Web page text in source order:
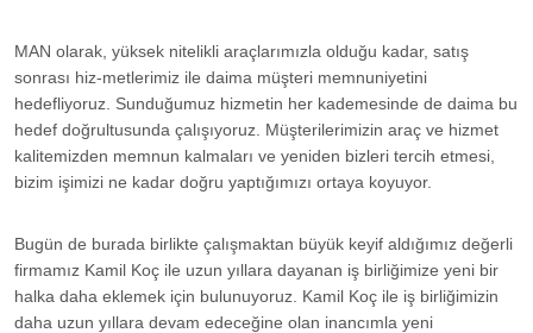
MAN olarak, yüksek nitelikli araçlarımızla olduğu kadar, satış
sonrası hiz-metlerimiz ile daima müşteri memnuniyetini
hedefliyoruz. Sunduğumuz hizmetin her kademesinde de daima bu
hedef doğrultusunda çalışıyoruz. Müşterilerimizin araç ve hizmet
kalitemizden memnun kalmaları ve yeniden bizleri tercih etmesi,
bizim işimizi ne kadar doğru yaptığımızı ortaya koyuyor.
Bugün de burada birlikte çalışmaktan büyük keyif aldığımız değerli
firmamız Kamil Koç ile uzun yıllara dayanan iş birliğimize yeni bir
halka daha eklemek için bulunuyoruz. Kamil Koç ile iş birliğimizin
daha uzun yıllara devam edeceğine olan inancımla yeni